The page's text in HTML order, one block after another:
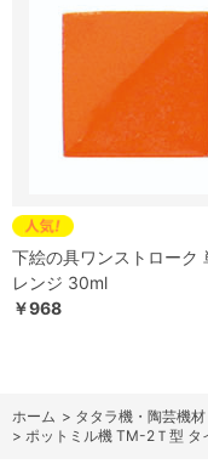
下絵の具ワンストローク
レンジ 30ml
￥968
ホーム > タタラ機・陶芸機材
> ポットミル機 TM-2Ｔ型 タ